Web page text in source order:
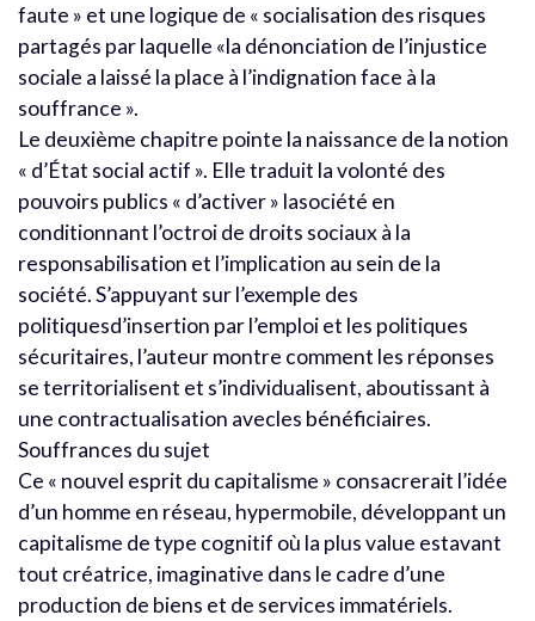
faute » et une logique de « socialisation des risques
partagés par laquelle «la dénonciation de l’injustice
sociale a laissé la place à l’indignation face à la
souffrance ».
Le deuxième chapitre pointe la naissance de la notion
« d’État social actif ». Elle traduit la volonté des
pouvoirs publics « d’activer » lasociété en
conditionnant l’octroi de droits sociaux à la
responsabilisation et l’implication au sein de la
société. S’appuyant sur l’exemple des
politiquesd’insertion par l’emploi et les politiques
sécuritaires, l’auteur montre comment les réponses
se territorialisent et s’individualisent, aboutissant à
une contractualisation avecles bénéficiaires.
Souffrances du sujet
Ce « nouvel esprit du capitalisme » consacrerait l’idée
d’un homme en réseau, hypermobile, développant un
capitalisme de type cognitif où la plus value estavant
tout créatrice, imaginative dans le cadre d’une
production de biens et de services immatériels.